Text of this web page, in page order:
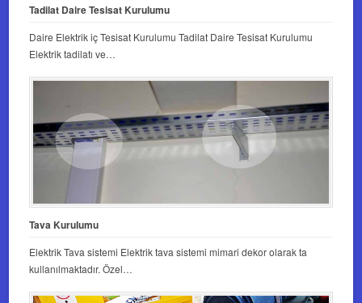
Tadilat Daire Tesisat Kurulumu
Daire Elektrik iç Tesisat Kurulumu Tadilat Daire Tesisat Kurulumu
Elektrik tadilatı ve…
Tava Kurulumu
Elektrik Tava sistemi Elektrik tava sistemi mimari dekor olarak ta
kullanılmaktadır. Özel…